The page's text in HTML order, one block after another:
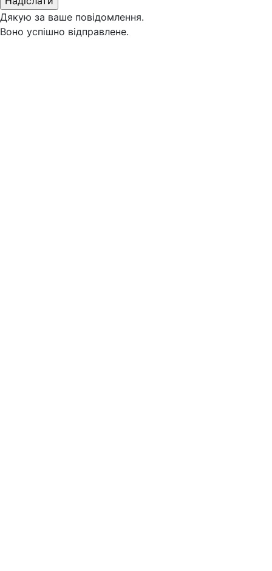
Дякую за ваше повідомлення.
Воно успішно відправлене.